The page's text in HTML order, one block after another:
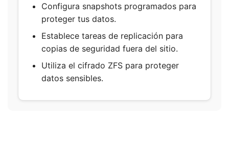
Configura snapshots programados para
proteger tus datos.
Establece tareas de replicación para
copias de seguridad fuera del sitio.
Utiliza el cifrado ZFS para proteger
datos sensibles.